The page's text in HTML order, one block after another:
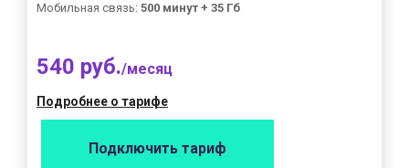
Мобильная связь: 500 минут + 35 Гб
540 руб./месяц
Подробнее о тарифе
Подключить тариф